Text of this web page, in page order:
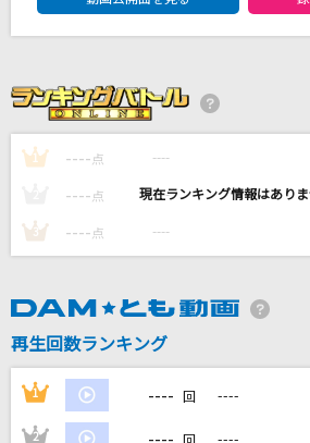
Janne Da Arc
夏待ち
ROUND TABLE featuring Nino
万歳千唱
wowaka feat.初音ミク
1 ---- 点 ----
---- 点 ----
3 ---- 点 ----
再生回数ランキング
1 ---- 回 ----
2 ---- ----